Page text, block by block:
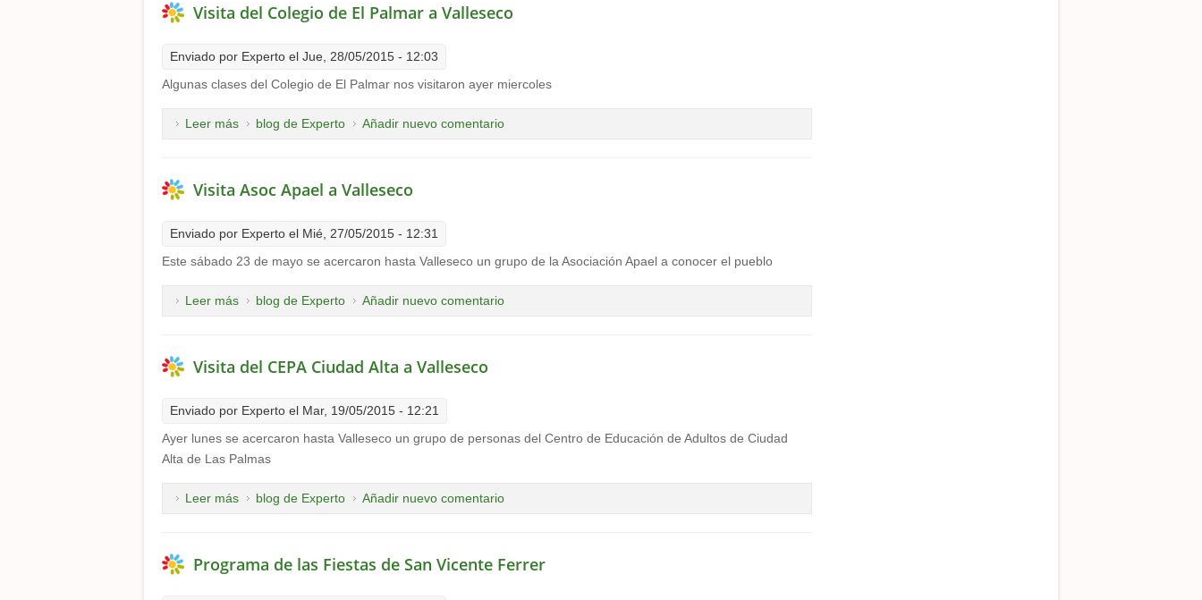
Visita del Colegio de El Palmar a Valleseco
Enviado por Experto el Jue, 28/05/2015 - 12:03
Algunas clases del Colegio de El Palmar nos visitaron ayer miercoles
Leer más sobre Visita del Colegio de El Palmar a Valleseco
blog de Experto Añadir nuevo comentario
Visita Asoc Apael a Valleseco
Enviado por Experto el Mié, 27/05/2015 - 12:31
Este sábado 23 de mayo se acercaron hasta Valleseco un grupo de la Asociación Apael a conocer el pueblo
Leer más sobre Visita Asoc Apael a Valleseco
blog de Experto Añadir nuevo comentario
Visita del CEPA Ciudad Alta a Valleseco
Enviado por Experto el Mar, 19/05/2015 - 12:21
Ayer lunes se acercaron hasta Valleseco un grupo de personas del Centro de Educación de Adultos de Ciudad
Alta de Las Palmas
Leer más sobre Visita del CEPA Ciudad Alta a Valleseco
blog de Experto Añadir nuevo comentario
Programa de las Fiestas de San Vicente Ferrer